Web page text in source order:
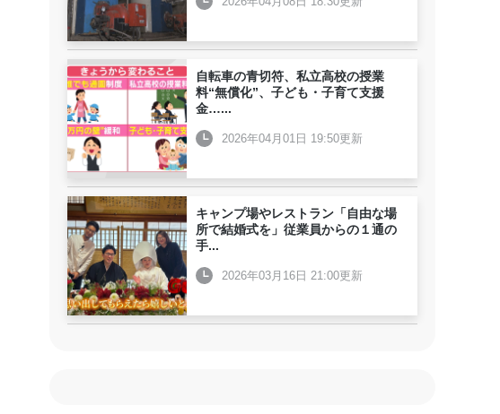
自転車の青切符、私立高校の授業
料“無償化”、子ども・子育て支援
金…...
2026年04月01日 19:50更新
キャンプ場やレストラン「自由な場
所で結婚式を」従業員からの１通の
手...
2026年03月16日 21:00更新